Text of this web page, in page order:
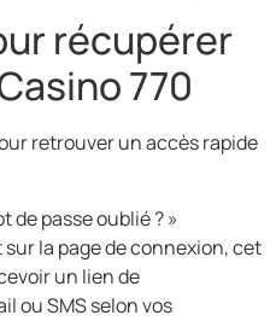
récupérer
770
retrouver un accès rapide
de passe oublié ? »
la page de connexion, cet
un lien de
ou SMS selon vos